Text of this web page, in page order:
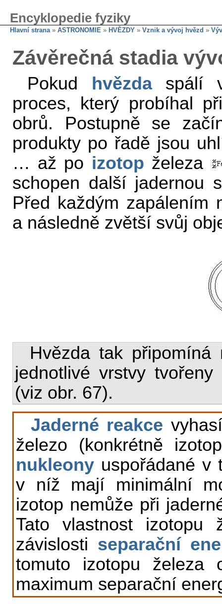
Encyklopedie fyziky
Hlavní strana» ASTRONOMIE » HVĚZDY » Vznik a vývoj hvězd »
Závěrečná stadia
Pokud hvězdaspálí
proces, který probíhal
obrů. Postupně se
produkty po řadě jsou
… až po izotop železa
schopen další jadernou
Před každým zapálením
a následně zvětší svůj
Hvězda tak
jednotlivé vrstvy
(viz obr. 67).
Jaderné reakce
železo (konkrétně
nukleony uspořádané v
v níž mají minimální
izotop nemůže při
Tato vlastnost izotopu
závislosti separační
tomuto izotopu železa
maximum separační